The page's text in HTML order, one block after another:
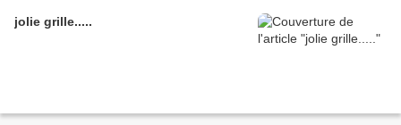
jolie grille.....